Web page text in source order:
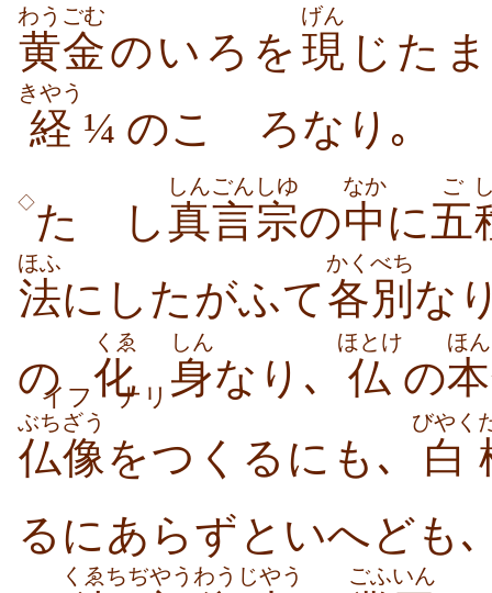
黄金
わうごむ
のいろを 現
げん
じた
経
きやう
¼ のこゝろなり｡
◇たゞし真言
しんごん
宗
しゆ
の中
なか
に五
ご
法
ほふ
にしたがふて各別
かくべち
な
のイフ化
くゑ
ナリ 身
しん
なり､ 仏
ほとけ
の
ほ
仏像
ぶちざう
をつくるにも､ 白
びやく
るにあらずといへども
くゑちぢやう わう じやう ごふいん